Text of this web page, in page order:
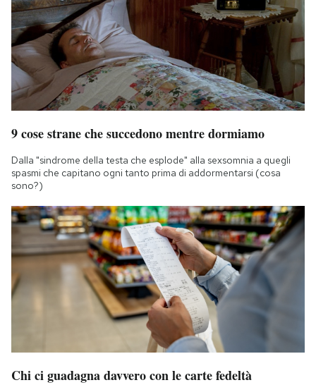
9 cose strane che succedono mentre dormiamo
Dalla "sindrome della testa che esplode" alla sexsomnia a quegli
spasmi che capitano ogni tanto prima di addormentarsi (cosa
sono?)
Chi ci guadagna davvero con le carte fedeltà